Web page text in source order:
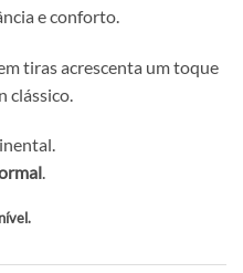
e conforto.
tiras acrescenta um toque
clássico.
.